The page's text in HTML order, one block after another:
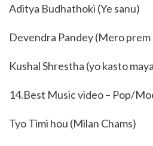
Aditya Budhathoki (Ye sanu)
Devendra Pandey (Mero
Kushal Shrestha (yo kasto
14.Best Music video – Pop/
Tyo Timi hou (Milan Chams)